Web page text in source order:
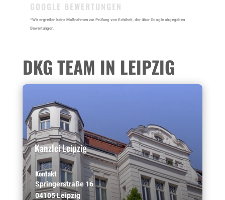
GOOGLE BEWERTUNGEN
*Wir ergreifen keine Maßnahmen zur Prüfung von Echtheit, der über Google abgegeben
Bewertungen.
DKG TEAM IN LEIPZIG
Kanzlei Leipzig
Kontakt
Springerstraße 16
04105 Leipzig